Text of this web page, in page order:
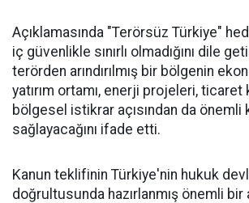
Açıklamasında "Terörsüz Türkiye"
iç güvenlikle sınırlı olmadığını dile
terörden arındırılmış bir bölgenin
yatırım ortamı, enerji projeleri, ticaret
bölgesel istikrar açısından da önemli
sağlayacağını ifade etti.
Kanun teklifinin Türkiye'nin hukuk
doğrultusunda hazırlanmış önemli bir